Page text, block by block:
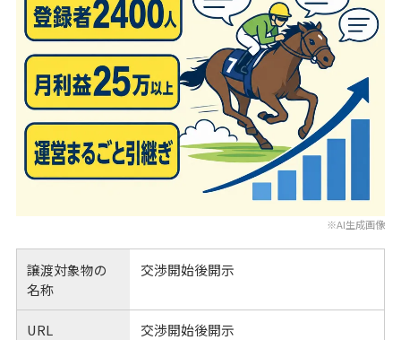
※AI生成画像
譲渡対象物の
名称
交渉開始後開示
URL 交渉開始後開示